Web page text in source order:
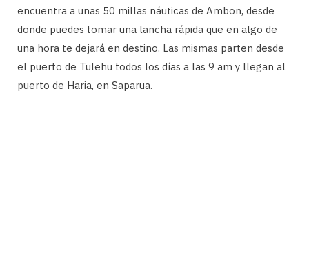
encuentra a unas 50 millas náuticas de Ambon, desde
donde puedes tomar una lancha rápida que en algo de
una hora te dejará en destino. Las mismas parten desde
el puerto de Tulehu todos los días a las 9 am y llegan al
puerto de Haria, en Saparua.